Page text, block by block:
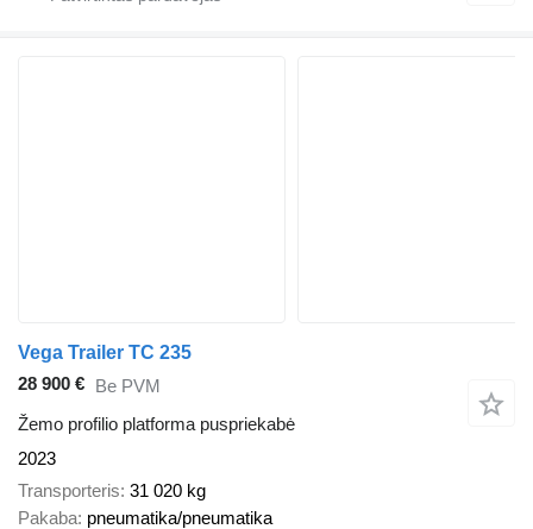
Vega Trailer TC 235
28 900 € Be PVM
Žemo profilio platforma puspriekabė
2023
Transporteris 31 020 kg
Pakaba pneumatika/pneumatika